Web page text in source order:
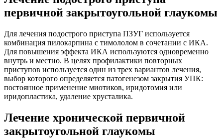
первичной закрытоугольной глаукомы
Для лечения подострого приступа ПЗУГ используется
комбинация пилокарпина с тимололом в сочетании с ИКА.
Для повышения эффекта ИКА используются одновременно
внутрь и местно. В целях профилактики повторных
приступов используется один из трех вариантов лечения,
выбор которого определяется патогенезом закрытия УПК:
постоянное применение миотиков, иридотомия или
иридопластика, удаление хрусталика.
Лечение хронической первичной
закрытоугольной глаукомы